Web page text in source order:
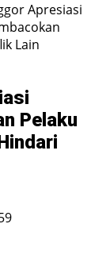
Apresiasi
Lain
Pelaku